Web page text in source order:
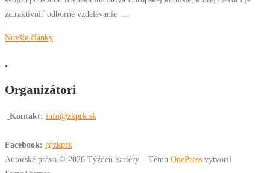
zatraktívniť odborné vzdelávanie …
Navigácia
článkoch
Novšie články
.
Organizátori
Kontakt: info@zkprk.sk
Facebook: @zkprk
Autorské práva © 2026 Týždeň kariéry – Tému OnePress vytvoril